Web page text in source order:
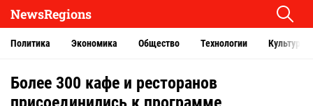
NewsRegions
Политика Экономика Общество Технологии Культура
Более 300 кафе и ресторанов